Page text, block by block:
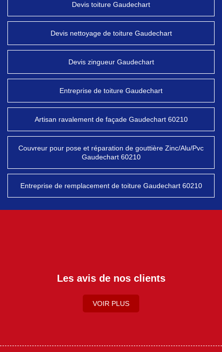
Devis toiture Gaudechart
Devis nettoyage de toiture Gaudechart
Devis zingueur Gaudechart
Entreprise de toiture Gaudechart
Artisan ravalement de façade Gaudechart 60210
Couvreur pour pose et réparation de gouttière Zinc/Alu/Pvc
Gaudechart 60210
Entreprise de remplacement de toiture Gaudechart 60210
Les avis de nos clients
VOIR PLUS